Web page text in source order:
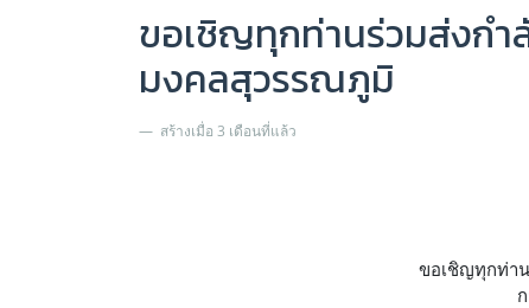
ขอเชิญทุกท่านร่วมส่งกำ
มงคลสุวรรณภูมิ
สร้างเมื่อ 3 เดือนที่แล้ว
ขอเชิญทุกท่า